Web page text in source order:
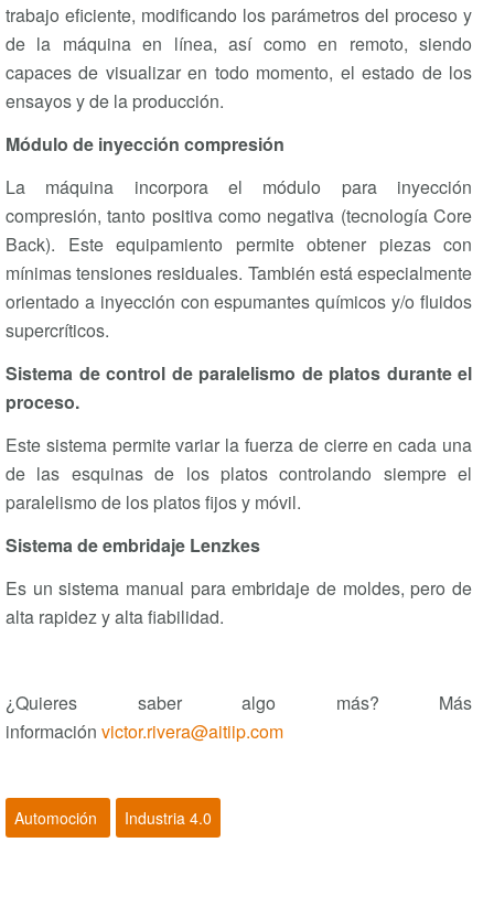
trabajo eficiente, modificando los parámetros del proceso y
de la máquina en línea, así como en remoto, siendo
capaces de visualizar en todo momento, el estado de los
ensayos y de la producción.
Módulo de inyección compresión
La máquina incorpora el módulo para inyección
compresión, tanto positiva como negativa (tecnología Core
Back). Este equipamiento permite obtener piezas con
mínimas tensiones residuales. También está especialmente
orientado a inyección con espumantes químicos y/o fluidos
supercríticos.
Sistema de control de paralelismo de platos durante el
proceso.
Este sistema permite variar la fuerza de cierre en cada una
de las esquinas de los platos controlando siempre el
paralelismo de los platos fijos y móvil.
Sistema de embridaje Lenzkes
Es un sistema manual para embridaje de moldes, pero de
alta rapidez y alta fiabilidad.
¿Quieres saber algo más? Más
información victor.rivera@aitiip.com
Automoción Industria 4.0